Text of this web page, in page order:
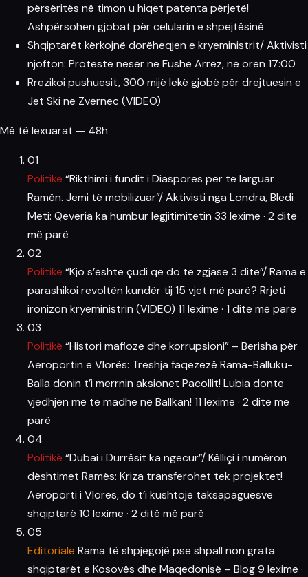
përsëritës në timon u hiqet patenta përjetë!
Ashpërsohen gjobat për celularin e shpejtësinë
Shqiptarët kërkojnë dorëheqjen e kryeministrit/ Aktivisti
njofton: Protestë nesër në Fushë Arrëz, në orën 17:00
Rrezikoi pushuesit, 300 mijë lekë gjobë për drejtuesin e
Jet Ski në Zvërnec (VIDEO)
Më të lexuarat — 48h
01
Politikë “Rikthimi i fundit i Diasporës për të larguar
Ramën. Jemi të mobilizuar”/ Aktivisti nga Londra, Bledi
Meti: Qeveria ka humbur legjitimitetin 33 lexime · 2 ditë
më parë
02
Politikë “Kjo s’është çudi që do të zgjasë 3 ditë”/ Rama e
parashikoi revoltën kundër tij 15 vjet më parë? Rrjeti
ironizon kryeministrin (VIDEO) 11 lexime · 1 ditë më parë
03
Politikë “Histori mafioze dhe korrupsioni” – Berisha për
Aeroportin e Vlorës: Treshja faqezezë Rama-Balluku-
Balla donin t’i merrnin aksionet Pacollit! Lubia donte
vjedhjen më të madhe në Ballkan! 11 lexime · 2 ditë më
parë
04
Politikë “Dubai i Durrësit ka ngecur”/ Këlliçi i numëron
dështimet Ramës: Kriza transferohet tek projektet!
Aeroporti i Vlorës, do t’i kushtojë taksapaguesve
shqiptarë 10 lexime · 2 ditë më parë
05
Editoriale Rama të shpjegojë pse shpall non grata
shqiptarët e Kosovës dhe Maqedonisë – Blog9 lexime ·